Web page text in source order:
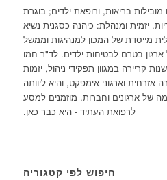
בריאות, ורופאת ילדים; בוגרת
יזמית ומנהלת: כיהנה כסגנית נשיא
מייסדת של המכון למנהיגות וממשל
ארגון בטרם לבטיחות ילדים. לד"ר חמו
קריירה במגוון תפקידי ניהול, יזמות
וארגוני אימפקט, והיא ליוותה
של ארגונים וחברות. מוזמנים למסע
לרפואת העתיד - היא כבר כאן.
חיפוש לפי קטגוריה